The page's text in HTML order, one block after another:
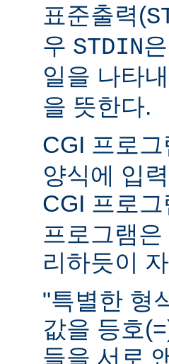
표준출력(
우 STDIN
일을 나타
을 뜻한다.
CGI 프로
양식에 입
CGI 프로그
프로그램
리하듯이
"특별한 형
값을 등호
들을 서로